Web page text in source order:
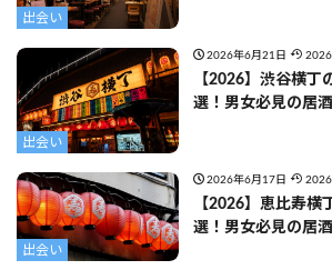
出会い
出会い
2026年6月21日
【2026】渋谷横丁
選！男女必見の居
出会い
2026年6月17日
【2026】恵比寿横
選！男女必見の居